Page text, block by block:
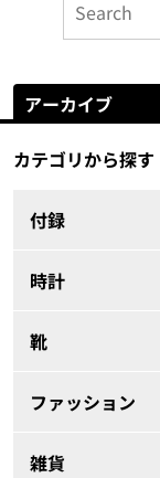
アーカイブ
カテゴリから探す
付録
時計
靴
ファッション
雑貨